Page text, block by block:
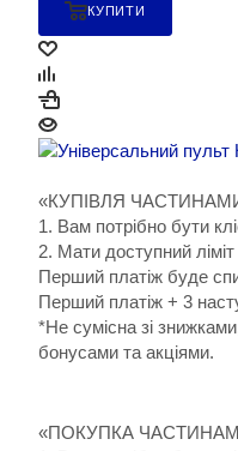
КУПИТИ
«КУПІВЛЯ
1. Вам потрібно бути
2. Мати доступний
Перший платіж буде
Перший платіж + 3
*Не сумісна зі
бонусами та акціями.
«ПОКУПКА